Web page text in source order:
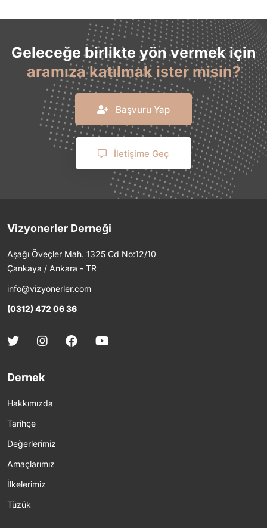
Geleceğe birlikte yön vermek için
aramıza katılmak ister misin?
Başvuru Yap
İletişime Geç
Vizyonerler Derneği
Aşağı Öveçler Mah. 1325 Cd No:12/10
Çankaya / Ankara - TR
info@vizyonerler.com
(0312) 472 06 36
Dernek
Hakkımızda
Tarihçe
Değerlerimiz
Amaçlarımız
İlkelerimiz
Tüzük